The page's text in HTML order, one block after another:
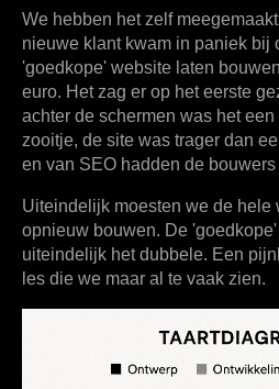
We hebben het zelf
nieuwe klant kwam in paniek bij
'goedkope' website laten
euro. Het zag er op het eerste
achter de schermen was het
zooitje, de site was trager dan
en van SEO hadden de
Uiteindelijk moesten we de hele
opnieuw bouwen. De
uiteindelijk het dubbele. Een
les die we maar al te vaak zien.